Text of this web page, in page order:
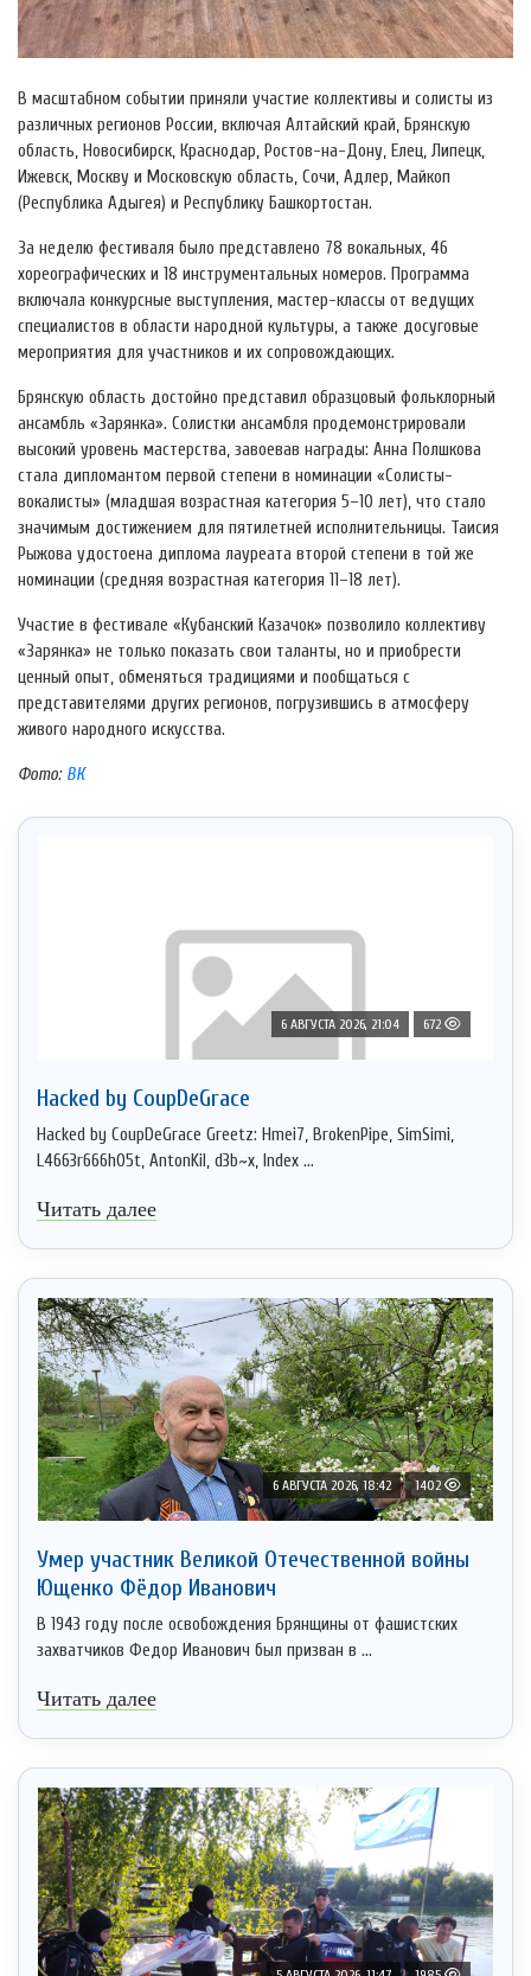
В масштабном событии приняли участие коллективы и солисты из
различных регионов России, включая Алтайский край, Брянскую
область, Новосибирск, Краснодар, Ростов-на-Дону, Елец, Липецк,
Ижевск, Москву и Московскую область, Сочи, Адлер, Майкоп
(Республика Адыгея) и Республику Башкортостан.
За неделю фестиваля было представлено 78 вокальных, 46
хореографических и 18 инструментальных номеров. Программа
включала конкурсные выступления, мастер-классы от ведущих
специалистов в области народной культуры, а также досуговые
мероприятия для участников и их сопровождающих.
Брянскую область достойно представил образцовый фольклорный
ансамбль «Зарянка». Солистки ансамбля продемонстрировали
высокий уровень мастерства, завоевав награды: Анна Полшкова
стала дипломантом первой степени в номинации «Солисты-
вокалисты» (младшая возрастная категория 5–10 лет), что стало
значимым достижением для пятилетней исполнительницы. Таисия
Рыжова удостоена диплома лауреата второй степени в той же
номинации (средняя возрастная категория 11–18 лет).
Участие в фестивале «Кубанский Казачок» позволило коллективу
«Зарянка» не только показать свои таланты, но и приобрести
ценный опыт, обменяться традициями и пообщаться с
представителями других регионов, погрузившись в атмосферу
живого народного искусства.
Фото: ВК
6 АВГУСТА 2026, 21:04 672
Hacked by CoupDeGrace
Hacked by CoupDeGrace Greetz: Hmei7, BrokenPipe, SimSimi,
L4663r666h05t, AntonKil, d3b~x, Index ...
Читать далее
6 АВГУСТА 2026, 18:42 1402
Умер участник Великой Отечественной войны
Ющенко Фёдор Иванович
В 1943 году после освобождения Брянщины от фашистских
захватчиков Федор Иванович был призван в ...
Читать далее